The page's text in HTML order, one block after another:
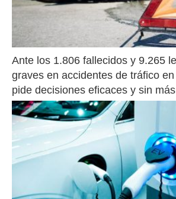
Ante los 1.806 fallecidos y 9.265
graves en accidentes de tráfico
pide decisiones eficaces y sin